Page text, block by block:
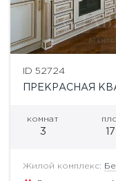
ID 52724
ПРЕКРАСНАЯ
комнат
3
Жилой комплекс: